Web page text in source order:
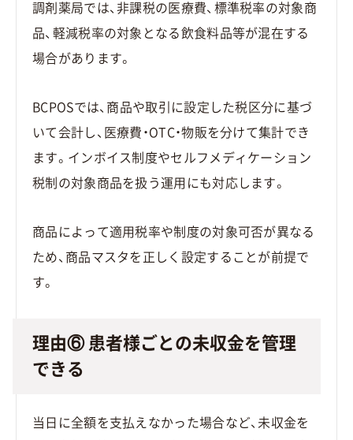
調剤薬局では、非課税の医療費、標準税率の対象商
品、軽減税率の対象となる飲食料品等が混在する
場合があります。
BCPOSでは、商品や取引に設定した税区分に基づ
いて会計し、医療費・OTC・物販を分けて集計でき
ます。インボイス制度やセルフメディケーション
税制の対象商品を扱う運用にも対応します。
商品によって適用税率や制度の対象可否が異なる
ため、商品マスタを正しく設定することが前提で
す。
理由⑥ 患者様ごとの未収金を管理
できる
当日に全額を支払えなかった場合など、未収金を